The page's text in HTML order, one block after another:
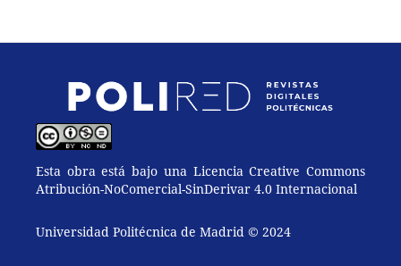
Esta obra está bajo una Licencia Creative Commons
Atribución-NoComercial-SinDerivar 4.0 Internacional
Universidad Politécnica de Madrid © 2024